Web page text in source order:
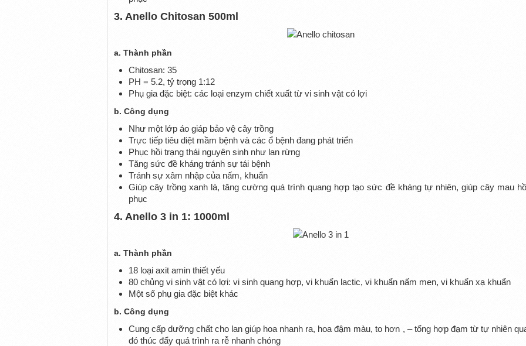
3. Anello Chitosan 500ml
a. Thành phần
Chitosan: 35
PH = 5.2, tỷ trọng 1:12
Phụ gia đặc biệt: các loại enzym chiết xuất từ vi sinh vật có lợi
b. Công dụng
Như một lớp áo giáp bảo vệ cây trồng
Trực tiếp tiêu diệt mầm bệnh và các ổ bệnh đang phát triển
Phục hồi trạng thái nguyên sinh như lan rừng
Tăng sức đề kháng tránh sự tái bệnh
Tránh sự xâm nhập của nấm, khuẩn
Giúp cây trồng xanh lá, tăng cường quá trình quang hợp tạo sức đề kháng tự nhiên, giúp cây mau
phục
4. Anello 3 in 1: 1000ml
a. Thành phần
18 loại axit amin thiết yếu
80 chủng vi sinh vật có lợi: vi sinh quang hợp, vi khuẩn lactic, vi khuẩn nấm men, vi khuẩn xạ khuẩn
Một số phụ gia đặc biệt khác
b. Công dụng
Cung cấp dưỡng chất cho lan giúp hoa nhanh ra, hoa đậm màu, to hơn , – tổng hợp đạm từ tự nhiên
đó thúc đẩy quá trình ra rễ nhanh chóng